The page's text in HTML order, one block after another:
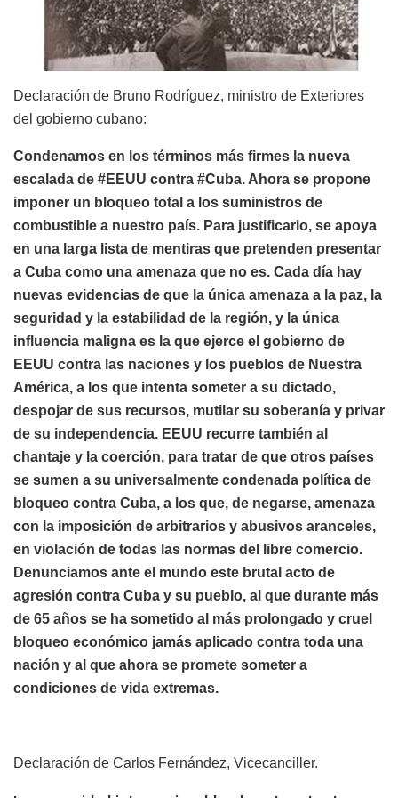
Declaración de Bruno Rodríguez, ministro de Exteriores
del gobierno cubano:
Condenamos en los términos más firmes la nueva
escalada de #EEUU contra #Cuba. Ahora se propone
imponer un bloqueo total a los suministros de
combustible a nuestro país. Para justificarlo, se apoya
en una larga lista de mentiras que pretenden presentar
a Cuba como una amenaza que no es. Cada día hay
nuevas evidencias de que la única amenaza a la paz, la
seguridad y la estabilidad de la región, y la única
influencia maligna es la que ejerce el gobierno de
EEUU contra las naciones y los pueblos de Nuestra
América, a los que intenta someter a su dictado,
despojar de sus recursos, mutilar su soberanía y privar
de su independencia. EEUU recurre también al
chantaje y la coerción, para tratar de que otros países
se sumen a su universalmente condenada política de
bloqueo contra Cuba, a los que, de negarse, amenaza
con la imposición de arbitrarios y abusivos aranceles,
en violación de todas las normas del libre comercio.
Denunciamos ante el mundo este brutal acto de
agresión contra Cuba y su pueblo, al que durante más
de 65 años se ha sometido al más prolongado y cruel
bloqueo económico jamás aplicado contra toda una
nación y al que ahora se promete someter a
condiciones de vida extremas.
Declaración de Carlos Fernández, Vicecanciller.